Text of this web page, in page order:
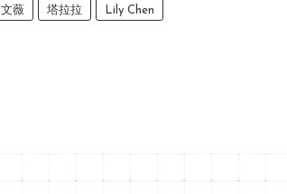
文薇 塔拉拉 Lily Chen